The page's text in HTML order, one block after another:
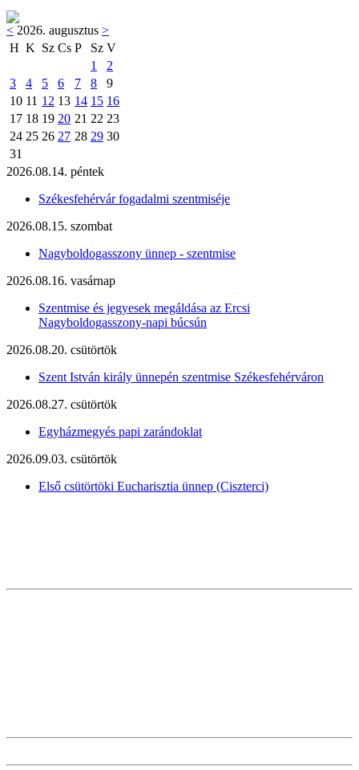
< 2026. augusztus >
H K Sz Cs P Sz V
1
2
3
4 5 6 7 8
9
10 11 12 13 14 15 16
17 18 19 20 21 22 23
24 25 26 27 28 29 30
31
2026.08.14. péntek
Székesfehérvár fogadalmi szentmiséje
2026.08.15. szombat
Nagyboldogasszony ünnep - szentmise
2026.08.16. vasárnap
Szentmise és jegyesek megáldása az Ercsi
Nagyboldogasszony-napi búcsún
2026.08.20. csütörtök
Szent István király ünnepén szentmise Székesfehérváron
2026.08.27. csütörtök
Egyházmegyés papi zarándoklat
2026.09.03. csütörtök
Első csütörtöki Eucharisztia ünnep (Ciszterci)